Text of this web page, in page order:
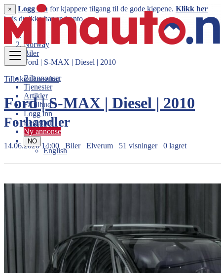
Bilannonser
Tjenester
Artikler
Få tilbud
Logg inn
Registrer
Ny annonse
NO
English
× Logg inn for kjappere tilgang til de gode kjøpene. Klikk her
hvis du ikke har en konto.
Norway
Biler
Ford | S-MAX | Diesel | 2010
Tilbake til resultat
Ford | S-MAX | Diesel | 2010
Forhandler
14.06.2026 14:00 Biler Elverum 51 visninger 0 lagret